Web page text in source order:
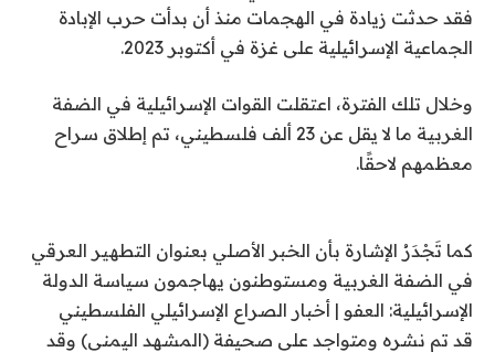
فقد حدثت زيادة في الهجمات منذ أن بدأت حرب الإبادة
الجماعية الإسرائيلية على غزة في أكتوبر 2023.
وخلال تلك الفترة، اعتقلت القوات الإسرائيلية في الضفة
الغربية ما لا يقل عن 23 ألف فلسطيني، تم إطلاق سراح
معظمهم لاحقًا.
كما تَجْدَرُ الإشارة بأن الخبر الأصلي بعنوان التطهير العرقي
في الضفة الغربية ومستوطنون يهاجمون سياسة الدولة
الإسرائيلية: العفو | أخبار الصراع الإسرائيلي الفلسطيني
قد تم نشره ومتواجد على صحيفة (المشهد اليمني) وقد